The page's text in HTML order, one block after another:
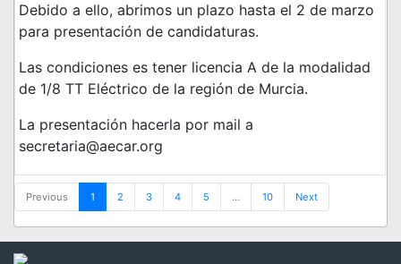
Debido a ello, abrimos un plazo hasta el 2 de marzo
para presentación de candidaturas.
Las condiciones es tener licencia A de la modalidad
de 1/8 TT Eléctrico de la región de Murcia.
La presentación hacerla por mail a
secretaria@aecar.org
Previous 1 2 3 4 5 … 10 Next